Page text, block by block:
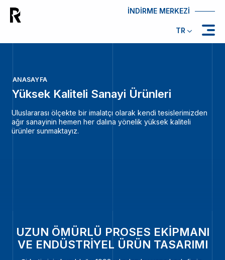
İNDİRME MERKEZİ
TR
ANASAYFA
Yüksek Kaliteli Sanayi Ürünleri
Uluslararası ölçekte bir imalatçı olarak kendi tesislerimizden
ağır sanayinin hemen her dalına yönelik yüksek kaliteli
ürünler sunmaktayız.
UZUN ÖMÜRLÜ PROSES EKİPMANI
VE ENDÜSTRİYEL ÜRÜN TASARIMI